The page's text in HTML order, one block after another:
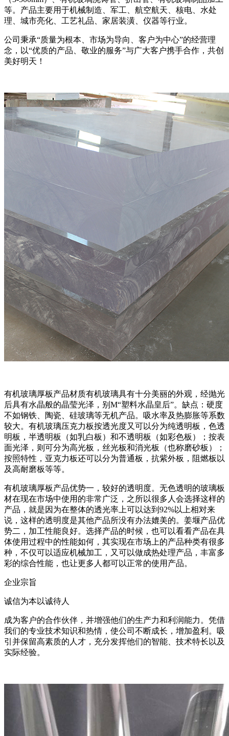
等。产品主要用于机械制造、军工、航空航天、核电、水处
理、城市亮化、工艺礼品、家居装潢、仪器等行业。
公司秉承“质量为根本、市场为导向、客户为中心”的经营理
念，以“优质的产品、敬业的服务”与广大客户携手合作，共创
美好明天！
有机玻璃厚板产品材质有机玻璃具有十分美丽的外观，经抛光
后具有水晶般的晶莹光泽，别M“塑料水晶皇后”。缺点：硬度
不如钢铁、陶瓷、硅玻璃等无机产品。吸水率及热膨胀等系数
较大。有机玻璃压克力板按透光度又可以分为纯透明板，色透
明板，半透明板（如乳白板）和不透明板（如彩色板）；按表
面光泽，则可分为高光板，丝光板和消光板（也称磨砂板）；
按照特性，亚克力板还可以分为普通板，抗紫外板，阻燃板以
及高耐磨板等等。
有机玻璃厚板产品优势一，较好的透明度。无色透明的玻璃板
材在现在市场中使用的非常广泛，之所以很多人会选择这样的
产品，就是因为在整体的透光率上可以达到92%以上相对来
说，这样的透明度是其他产品所没有办法媲美的。姜堰产品优
势二，加工性能良好。选择产品的时候，也可以看看产品在具
体使用过程中的性能如何，其实现在市场上的产品种类有很多
种，不仅可以适应机械加工，又可以做成热处理产品，丰富多
彩的综合性能，也让更多人都可以正常的使用产品。
企业宗旨
诚信为本以诚待人
成为客户的合作伙伴，并增强他们的生产力和利润能力。凭借
我们的专业技术知识和热情，使公司不断成长，增加盈利。吸
引并保留高素质的人才，充分发挥他们的智能、技术特长以及
实际经验。